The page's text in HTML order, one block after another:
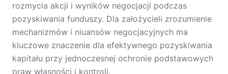
rozmycia akcji i wyników negocjacji podczas
pozyskiwania funduszy. Dla założycieli zrozumienie
mechanizmów i niuansów negocjacyjnych ma
kluczowe znaczenie dla efektywnego pozyskiwania
kapitału przy jednoczesnej ochronie podstawowych
praw własności i kontroli.